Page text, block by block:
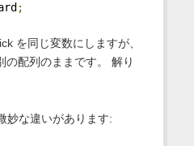
;
を同じ変数にしますが、
の配列のままです。 解り
妙な違いがあります: